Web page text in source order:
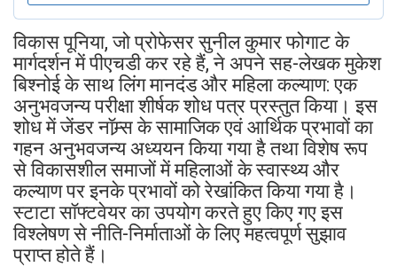
विकास पूनिया, जो प्रोफेसर सुनील कुमार फोगाट के
मार्गदर्शन में पीएचडी कर रहे हैं, ने अपने सह-लेखक मुकेश
बिश्नोई के साथ लिंग मानदंड और महिला कल्याण: एक
अनुभवजन्य परीक्षा शीर्षक शोध पत्र प्रस्तुत किया। इस
शोध में जेंडर नॉम्र्स के सामाजिक एवं आर्थिक प्रभावों का
गहन अनुभवजन्य अध्ययन किया गया है तथा विशेष रूप
से विकासशील समाजों में महिलाओं के स्वास्थ्य और
कल्याण पर इनके प्रभावों को रेखांकित किया गया है।
स्टाटा सॉफ्टवेयर का उपयोग करते हुए किए गए इस
विश्लेषण से नीति-निर्माताओं के लिए महत्वपूर्ण सुझाव
प्राप्त होते हैं।